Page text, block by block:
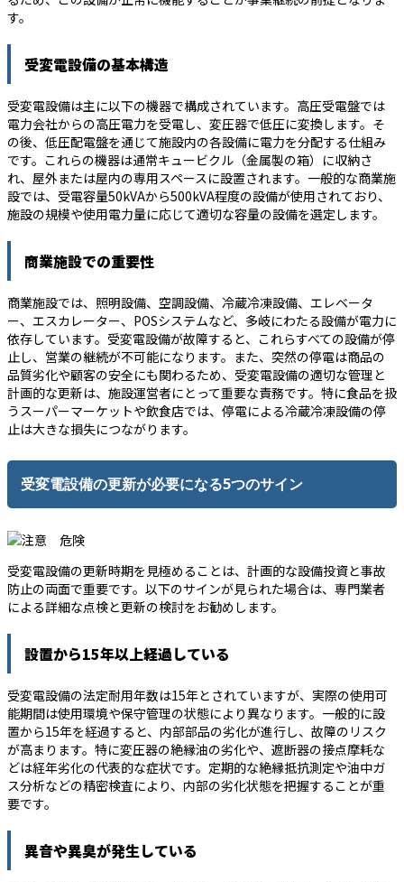
す。
受変電設備の基本構造
受変電設備は主に以下の機器で構成されています。高圧受電盤では
電力会社からの高圧電力を受電し、変圧器で低圧に変換します。そ
の後、低圧配電盤を通じて施設内の各設備に電力を分配する仕組み
です。これらの機器は通常キュービクル（金属製の箱）に収納さ
れ、屋外または屋内の専用スペースに設置されます。一般的な商業施
設では、受電容量50kVAから500kVA程度の設備が使用されており、
施設の規模や使用電力量に応じて適切な容量の設備を選定します。
商業施設での重要性
商業施設では、照明設備、空調設備、冷蔵冷凍設備、エレベータ
ー、エスカレーター、POSシステムなど、多岐にわたる設備が電力に
依存しています。受変電設備が故障すると、これらすべての設備が停
止し、営業の継続が不可能になります。また、突然の停電は商品の
品質劣化や顧客の安全にも関わるため、受変電設備の適切な管理と
計画的な更新は、施設運営者にとって重要な責務です。特に食品を扱
うスーパーマーケットや飲食店では、停電による冷蔵冷凍設備の停
止は大きな損失につながります。
受変電設備の更新が必要になる5つのサイン
受変電設備の更新時期を見極めることは、計画的な設備投資と事故
防止の両面で重要です。以下のサインが見られた場合は、専門業者
による詳細な点検と更新の検討をお勧めします。
設置から15年以上経過している
受変電設備の法定耐用年数は15年とされていますが、実際の使用可
能期間は使用環境や保守管理の状態により異なります。一般的に設
置から15年を経過すると、内部部品の劣化が進行し、故障のリスク
が高まります。特に変圧器の絶縁油の劣化や、遮断器の接点摩耗な
どは経年劣化の代表的な症状です。定期的な絶縁抵抗測定や油中ガ
ス分析などの精密検査により、内部の劣化状態を把握することが重
要です。
異音や異臭が発生している